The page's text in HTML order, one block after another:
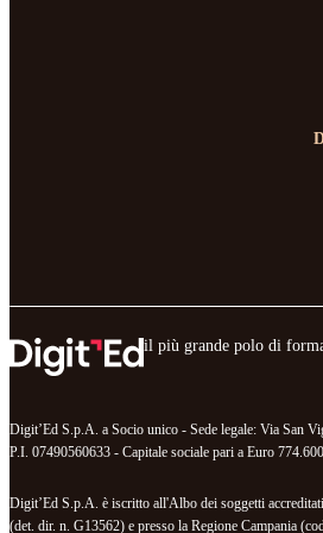
il più grande polo di
Digit’Ed S.p.A. a Socio unico - Sede legale: Via San
P.I. 07490560633 - Capitale sociale pari a Euro
Digit’Ed S.p.A. è iscritto all'Albo dei soggetti
(det. dir. n. G13562) e presso la Regione Campania